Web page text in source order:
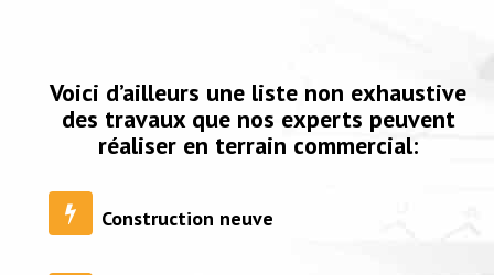
Voici d’ailleurs une liste non exhaustive
des travaux que nos experts peuvent
réaliser en terrain commercial:
Construction neuve